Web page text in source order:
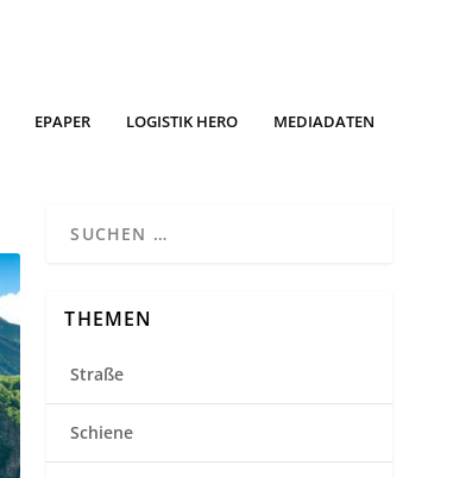
EPAPER LOGISTIK HERO MEDIADATEN
THEMEN
Straße
Schiene